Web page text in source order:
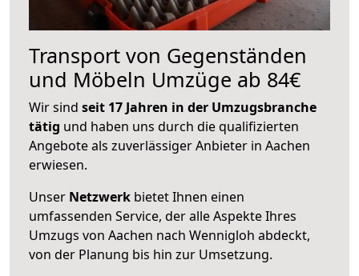
Transport von Gegenständen
und Möbeln Umzüge ab 84€
Wir sind seit 17 Jahren in der Umzugsbranche
tätig und haben uns durch die qualifizierten
Angebote als zuverlässiger Anbieter in Aachen
erwiesen.
Unser Netzwerk bietet Ihnen einen
umfassenden Service, der alle Aspekte Ihres
Umzugs von Aachen nach Wennigloh abdeckt,
von der Planung bis hin zur Umsetzung.